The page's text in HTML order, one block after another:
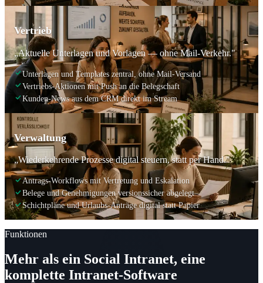
Vertrieb
„Aktuelle Unterlagen und Vorlagen — ohne Mail-Verkehr."
Unterlagen und Templates zentral, ohne Mail-Versand
Vertriebs-Aktionen mit Push an die Belegschaft
Kunden-News aus dem CRM direkt im Stream
Verwaltung
„Wiederkehrende Prozesse digital steuern, statt per Hand."
Antrags-Workflows mit Vertretung und Eskalation
Belege und Genehmigungen versionssicher abgelegt
Schichtpläne und Urlaubs-Anträge digital statt Papier
Funktionen
Mehr als ein Social Intranet, eine
komplette Intranet-Software